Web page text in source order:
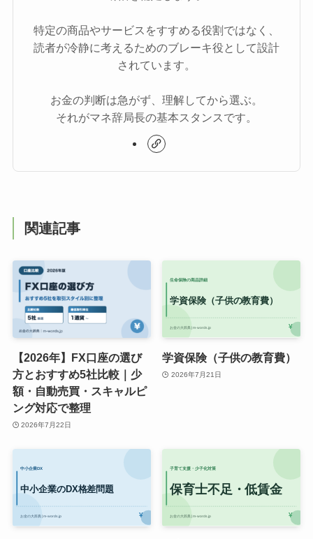
特定の商品やサービスをすすめる役割ではなく、
読者が冷静に考えるためのブレーキ役として設計
されています。
お金の判断は急がず、理解してから選ぶ。
それがマネ辞局長の基本スタンスです。
関連記事
【2026年】FX口座の選び
方とおすすめ5社比較｜少
額・自動売買・スキャルピ
ング対応で整理
2026年7月22日
学資保険（子供の教育費）
2026年7月21日